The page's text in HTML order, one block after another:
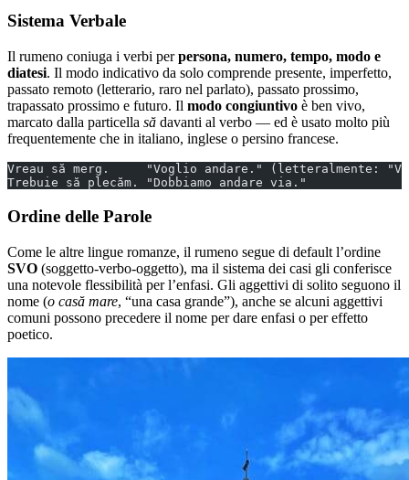
Sistema Verbale
Il rumeno coniuga i verbi perpersona, numero, tempo, modo e
diatesi. Il modo indicativo da solo comprende presente, imperfetto,
passato remoto (letterario, raro nel parlato), passato prossimo,
trapassato prossimo e futuro. Il modo congiuntivo è ben vivo,
marcato dalla particella să davanti al verbo — ed è usato molto più
frequentemente che in italiano, inglese o persino francese.
Vreau să merg.     "Voglio andare." (letteralmente:
Trebuie să plecăm. "Dobbiamo andare via."
Ordine delle Parole
Come le altre lingue romanze, il rumeno segue di default l’ordine
SVO (soggetto-verbo-oggetto), ma il sistema dei casi gli conferisce
una notevole flessibilità per l’enfasi. Gli aggettivi di solito seguono il
nome (o casă mare, “una casa grande”), anche se alcuni aggettivi
comuni possono precedere il nome per dare enfasi o per effetto
poetico.